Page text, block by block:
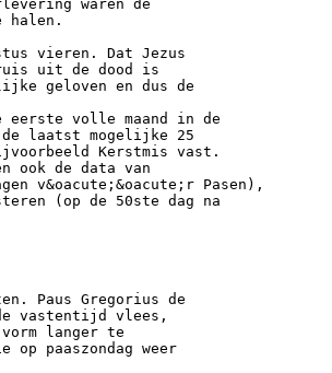
waren de
halen.
vieren. Dat Jezus
uit de dood is
geloven en dus de
eerste volle maand in de
laatst mogelijke 25
Kerstmis vast.
ook de data van
v&oacute;&oacute;r Pasen),
(op de 50ste dag na
Paus Gregorius de
vastentijd vlees,
langer te
paaszondag weer